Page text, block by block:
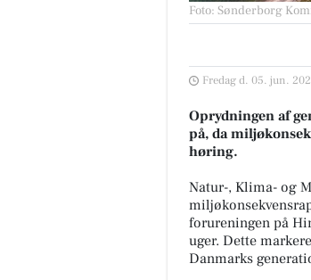
Foto: Sønderborg
Fredag d. 05. jun.
Oprydningen af
på, da
høring.
Natur-, Klima- og
forureningen på
uger. Dette
Danmarks